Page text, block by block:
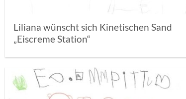
Liliana wünscht sich Kinetischen Sand
„Eiscreme Station“